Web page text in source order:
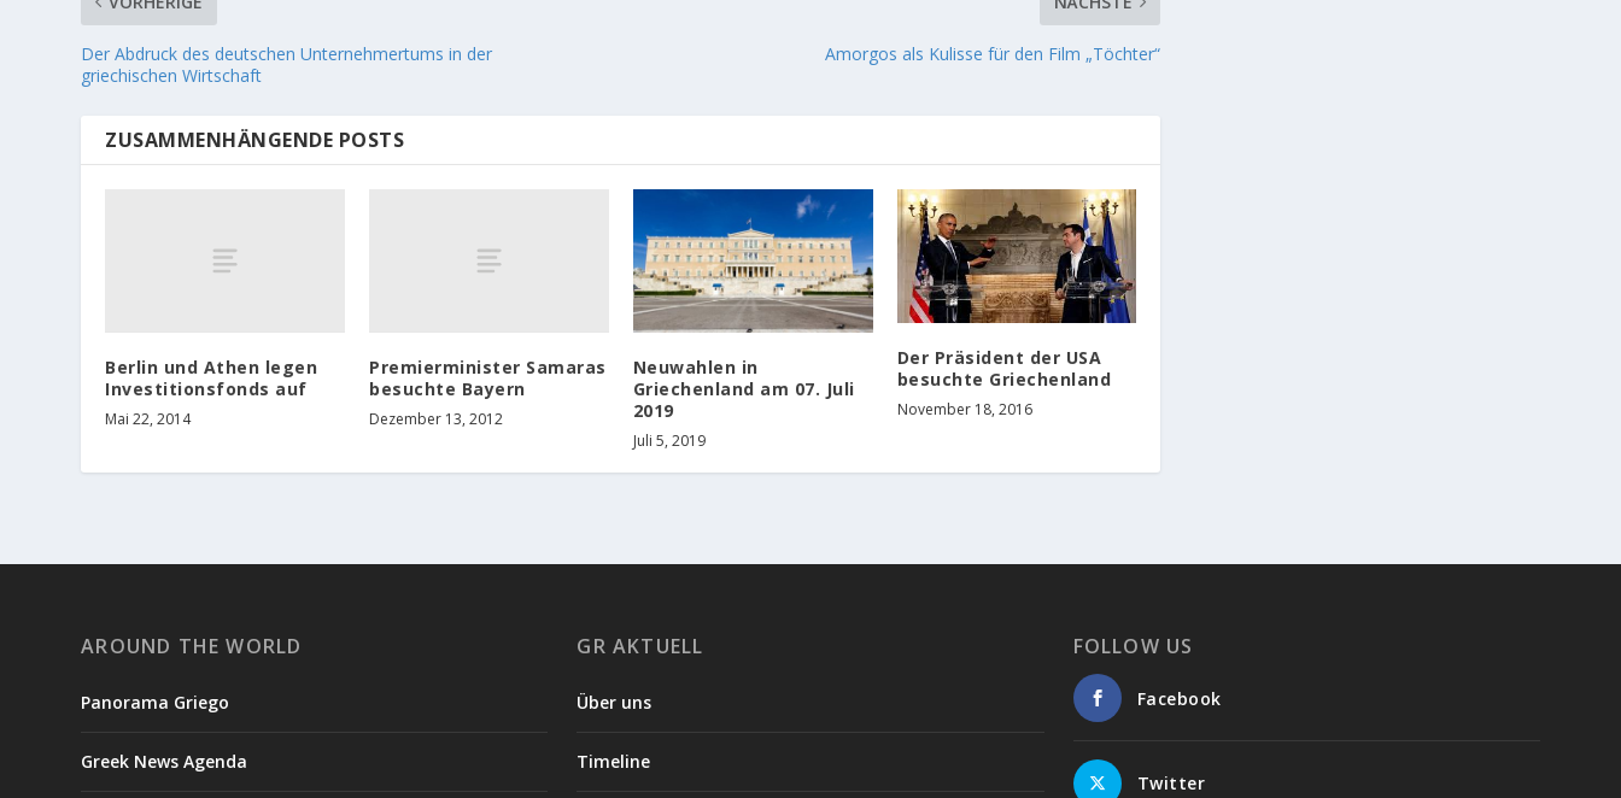
Der Abdruck des deutschen Unternehmertums in der
griechischen Wirtschaft
Amorgos als Kulisse für den Film „Töchter“
ZUSAMMENHÄNGENDE POSTS
Berlin und Athen legen
Investitionsfonds auf
Mai 22, 2014
Premierminister Samaras
besuchte Bayern
Dezember 13, 2012
Neuwahlen in
Griechenland am 07. Juli
2019
Juli 5, 2019
Der Präsident der USA
besuchte Griechenland
November 18, 2016
AROUND THE WORLD
Panorama Griego
Greek News Agenda
GR AKTUELL
Über uns
Timeline
FOLLOW US
Facebook
Twitter